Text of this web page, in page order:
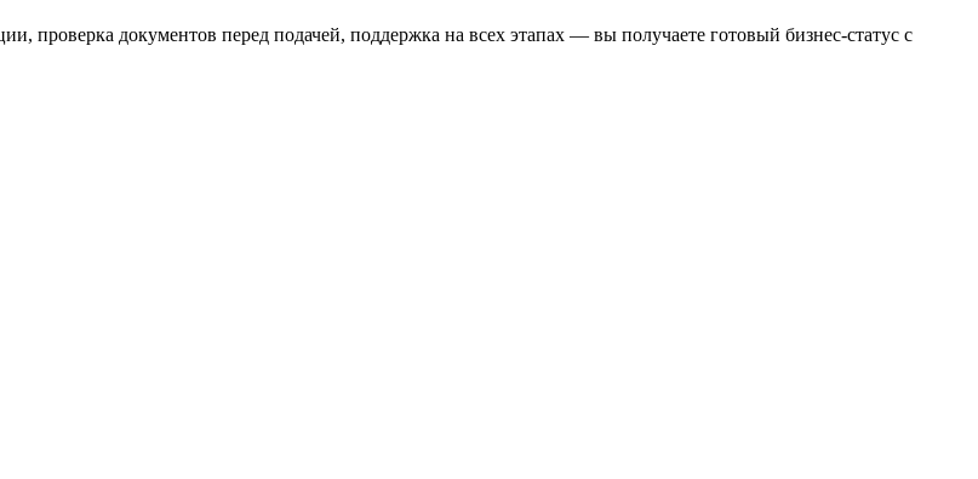
проверка документов перед подачей, поддержка на всех этапах — вы получаете готовый бизнес-статус с